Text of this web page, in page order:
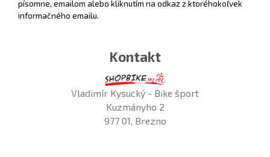
písomne, emailom alebo kliknutím na odkaz z ktoréhokoľvek
informačného emailu.
Kontakt
Vladimír Kysucký - Bike šport
Kuzmányho 2
977 01, Brezno